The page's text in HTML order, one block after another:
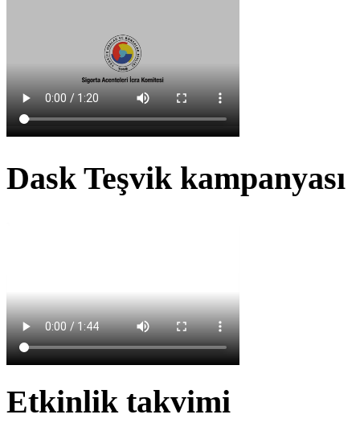
Dask Teşvik kampanyası
Etkinlik takvimi